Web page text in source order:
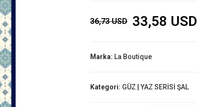
36,73 USD 33,58 USD
Marka: La Boutique
Kategori: GÜZ | YAZ SERİSİ ŞAL